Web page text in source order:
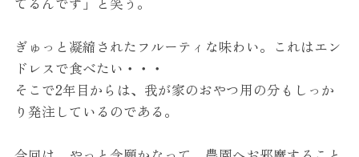
ぎゅっと凝縮されたフルーティな味わい。 これはエン
ドレスで食べたい・・・
そこで2年目からは、 我が家のおやつ用の分もしっか
り発注しているのである。